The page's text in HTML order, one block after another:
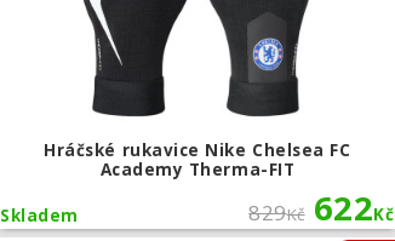
Hráčské rukavice Nike Chelsea FC
Academy Therma-FIT
829Kč 622Kč
Skladem